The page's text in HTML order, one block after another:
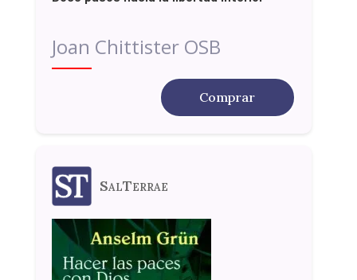
Joan Chittister OSB
Comprar
SalTerrae